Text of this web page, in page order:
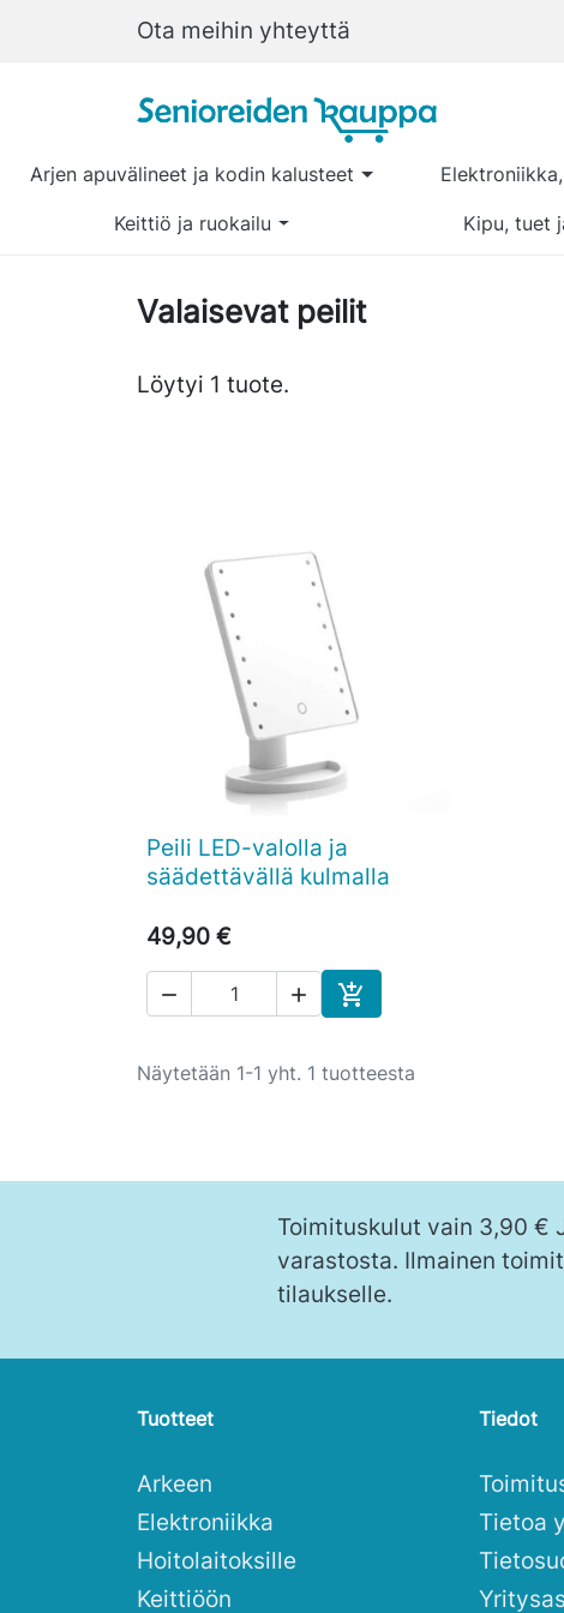
Ota meihin yhteyttä
Arjen apuvälineet ja kodin kalusteet
Keittiö ja ruokailu Kipu, tuet
Valaisevat peilit
Löytyi 1 tuote.
 Pikakatselu
Peili LED-valolla ja
säädettävällä kulmalla
49,90 €
  
Ostoskoriin
Näytetään 1-1 yht. 1 tuotteesta
Toimituskulut vain 3,90 €
varastosta. Ilmainen
tilaukselle.
Tuotteet
Arkeen
Elektroniikka
Hoitolaitoksille
Keittiöön
Tiedot
Tietoa